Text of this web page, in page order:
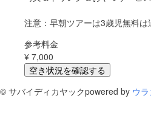
注意：早朝ツアーは3歳児無料は
参考料金
¥ 7,000
空き状況を確認する
© サバイディカヤックpowered by ウ